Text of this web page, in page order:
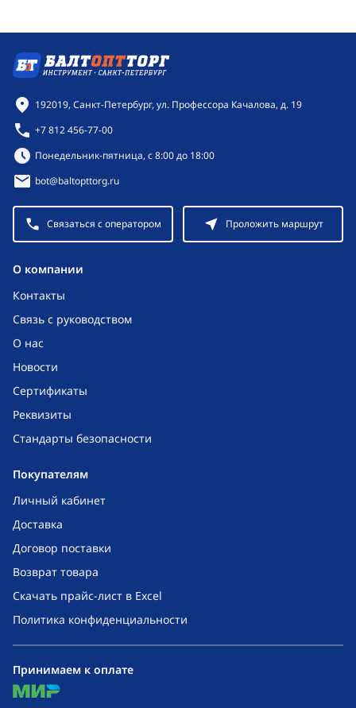
O компании
Контакты
Связь с руководством
О нас
Новости
Сертификаты
Реквизиты
Стандарты безопасности
Покупателям
Личный кабинет
Доставка
Договор поставки
Возврат товара
Скачать прайс-лист в Excel
Политика конфиденциальности
Контактная информация
192019, Санкт-Петербург, ул. Профессора Качалова, д. 19
+7 812 456-77-00
Режим работы:
Понедельник-пятница, с 8:00 до 18:00
bot@baltopttorg.ru
Связаться с оператором Проложить маршрут
Принимаем к оплате
mir